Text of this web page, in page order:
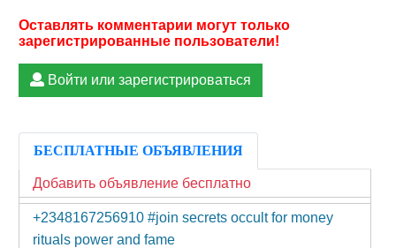
Войти или зарегистрироваться
БЕСПЛАТНЫЕ ОБЪЯВЛЕНИЯ
Добавить объявление бесплатно
+2348167256910 #join secrets occult for money
rituals power and fame